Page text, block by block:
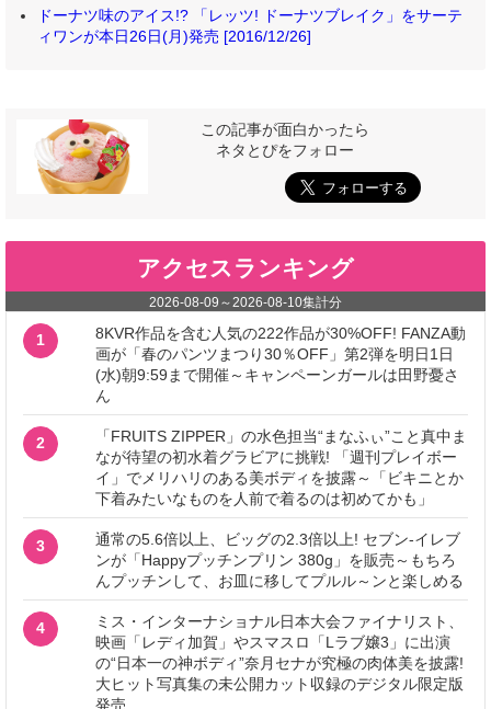
ドーナツ味のアイス!? 「レッツ! ドーナツブレイク」をサーテ
ィワンが本日26日(月)発売 [2016/12/26]
この記事が面白かったら
ネタとぴをフォロー
アクセスランキング
2026-08-09 ～2026-08-10集計分
1
8KVR作品を含む人気の222作品が30%OFF! FANZA動
画が「春のパンツまつり30％OFF」第2弾を明日1日
(水)朝9:59まで開催～キャンペーンガールは田野憂さ
ん
2
「FRUITS ZIPPER」の水色担当“まなふぃ”こと真中ま
なが待望の初水着グラビアに挑戦! 「週刊プレイボー
イ」でメリハリのある美ボディを披露～「ビキニとか
下着みたいなものを人前で着るのは初めてかも」
3
通常の5.6倍以上、ビッグの2.3倍以上! セブン‐イレブ
ンが「Happyプッチンプリン 380g」を販売～もちろ
んプッチンして、お皿に移してプルル～ンと楽しめる
4
ミス・インターナショナル日本大会ファイナリスト、
映画「レディ加賀」やスマスロ「Lラブ嬢3」に出演
の“日本一の神ボディ”奈月セナが究極の肉体美を披露!
大ヒット写真集の未公開カット収録のデジタル限定版
発売